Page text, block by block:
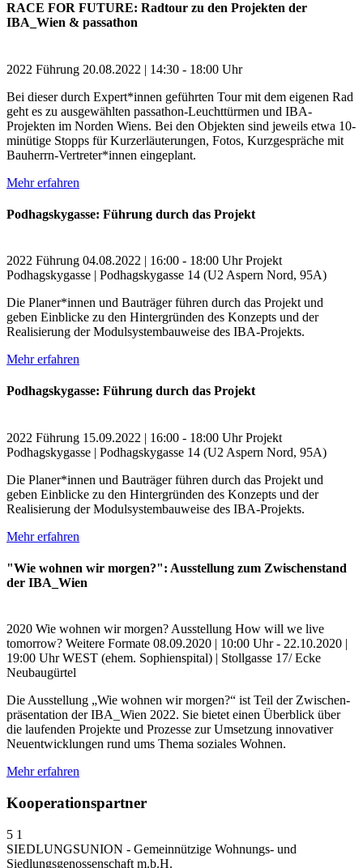
RACE FOR FUTURE: Radtour zu den Projekten der
IBA_Wien & passathon
2022 Führung 20.08.2022 | 14:30 - 18:00 Uhr
Bei dieser durch Expert*innen geführten Tour mit dem eigenen Rad
geht es zu ausgewählten passathon-Leuchttürmen und IBA-
Projekten im Norden Wiens. Bei den Objekten sind jeweils etwa 10-
minütige Stopps für Kurzerläuterungen, Fotos, Kurzgespräche mit
Bauherrn-Vertreter*innen eingeplant.
Mehr erfahren
Podhagskygasse: Führung durch das Projekt
2022 Führung 04.08.2022 | 16:00 - 18:00 UhrProjekt
Podhagskygasse | Podhagskygasse 14 (U2 Aspern Nord, 95A)
Die Planer*innen und Bauträger führen durch das Projekt und
geben Einblicke zu den Hintergründen des Konzepts und der
Realisierung der Modulsystembauweise des IBA-Projekts.
Mehr erfahren
Podhagskygasse: Führung durch das Projekt
2022 Führung 15.09.2022 | 16:00 - 18:00 UhrProjekt
Podhagskygasse | Podhagskygasse 14 (U2 Aspern Nord, 95A)
Die Planer*innen und Bauträger führen durch das Projekt und
geben Einblicke zu den Hintergründen des Konzepts und der
Realisierung der Modulsystembauweise des IBA-Projekts.
Mehr erfahren
"Wie wohnen wir morgen?": Ausstellung zum Zwischenstand
der IBA_Wien
2020 Wie wohnen wir morgen? Ausstellung How will we live
tomorrow? Weitere Formate 08.09.2020 | 10:00 Uhr - 22.10.2020 |
19:00 UhrWEST (ehem. Sophienspital) | Stollgasse 17/ Ecke
Neubaugürtel
Die Ausstellung „Wie wohnen wir morgen?“ ist Teil der Zwischen-
präsentation der IBA_Wien 2022. Sie bietet einen Überblick über
die laufenden Projekte und Prozesse zur Umsetzung innovativer
Neuentwicklungen rund ums Thema soziales Wohnen.
Mehr erfahren
Kooperationspartner
5 1
SIEDLUNGSUNION - Gemeinnützige Wohnungs- und
Siedlungsgenossenschaft m.b.H.